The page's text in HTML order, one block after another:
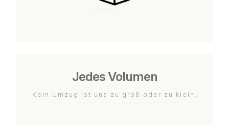
Jedes Volumen
Kein Umzug ist uns zu groß oder zu klein.